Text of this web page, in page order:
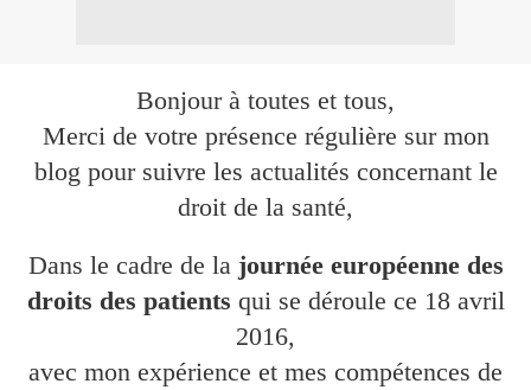
Bonjour à toutes et tous,
Merci de votre présence régulière sur mon
blog pour suivre les actualités concernant le
droit de la santé,
Dans le cadre de la journée européenne des
droits des patients qui se déroule ce 18 avril
2016,
avec mon expérience et mes compétences de